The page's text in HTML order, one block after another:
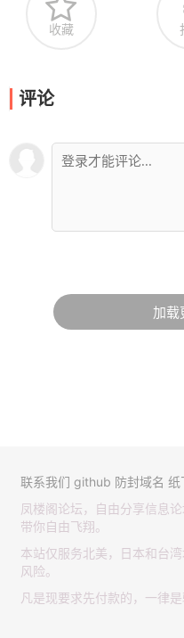
收藏
评论
加载
联系我们 github 防封域名 纸
凤楼阁论坛，自由分享信息
带你自由飞翔。
本站仅服务北美，日本和台
风险。
凡是现要求先付款的，一律